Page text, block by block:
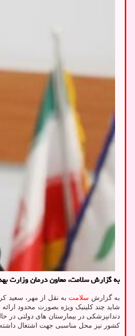
به گزارش سلامت، معاون درمان وزارت
به گزارش سلامت به نقل از مهر، سعید
شاید چند کلینیک ویژه بصورت محدود
دندانپزشکی در بیمارستان های دولتی
کشور نیز محل مناسبی جهت اشتغال داشته